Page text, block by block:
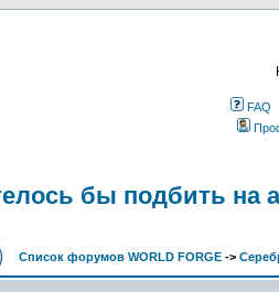
FAQ
бы подбить на
Список форумов WORLD FORGE ->